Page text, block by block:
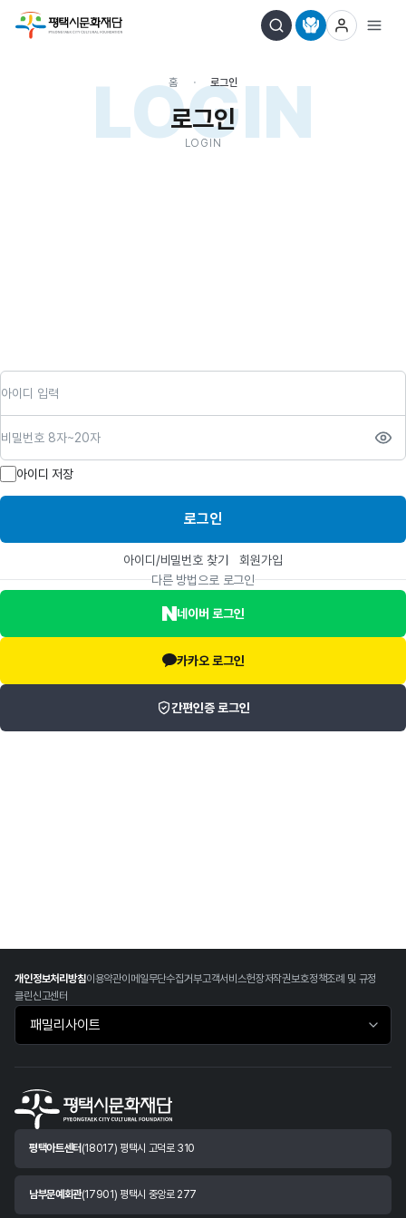
LOGIN
홈 로그인
로그인
LOGIN
아이디 저장
로그인
아이디/비밀번호 찾기
회원가입
다른 방법으로 로그인
네이버 로그인
카카오 로그인
간편인증 로그인
개인정보처리방침이용약관이메일무단수집거부고객서비스헌장저작권보호정책조례 및 규정
클린신고센터
패밀리사이트 바로가기
평택아트센터 (18017) 평택시 고덕로 310
남부문예회관(17901) 평택시 중앙로 277